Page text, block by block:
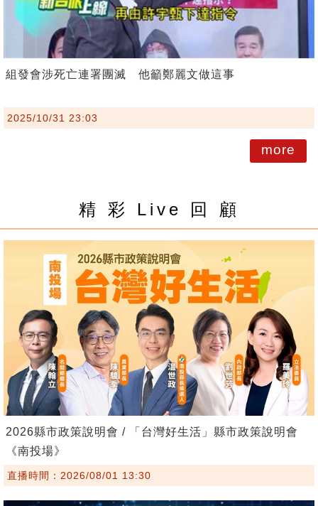
組發會涉死亡連署團滅 他籲鄭麗文做這事
2025/10/31 23:03
more
精 彩 Live 回 顧
2026縣市政策說明會 / 「台灣好生活」縣市政策說明會
《南投場》
直播時間：2026/08/01 13:30